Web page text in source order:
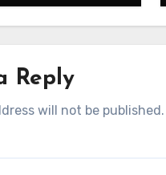
Reply
will not be published.